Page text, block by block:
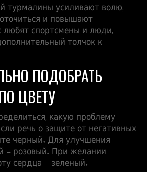
турмалины усиливают волю,
и повышают
любят спортсмены и люди,
толчок к
ПОДОБРАТЬ
ЦВЕТУ
какую проблему
речь о защите от негативных
черный. Для улучшения
– розовый. При желании
сердца – зеленый.